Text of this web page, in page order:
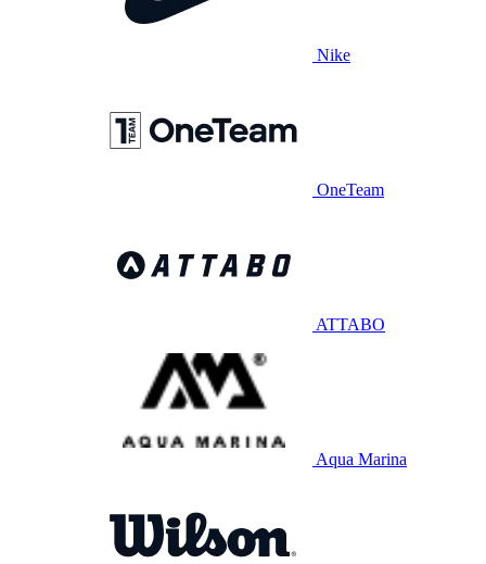
Nike
OneTeam
ATTABO
Aqua Marina